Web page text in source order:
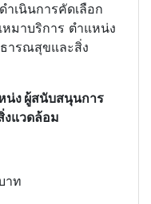
เนินการคัดเลือก
หมาบริการ ตำแหน่ง
ารณสุขและสิ่ง
น่ง ผู้สนับสนุนการ
แวดล้อม
าท